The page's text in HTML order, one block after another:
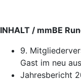
INHALT / mmBE
9.
Gast im neu
Jahresbericht